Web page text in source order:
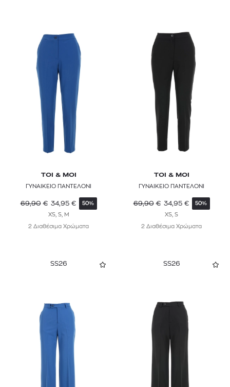
TOI & MOI
ΓΥΝΑΙΚΕΙΟ ΠΑΝΤΕΛΟΝΙ
69,90 € 34,95 € 50%
XS, S, M
2 Διαθέσιμα Χρώματα
TOI & MOI
ΓΥΝΑΙΚΕΙΟ ΠΑΝΤΕΛΟΝΙ
69,90 € 34,95 € 50%
XS, S
2 Διαθέσιμα Χρώματα
SS26 SS26